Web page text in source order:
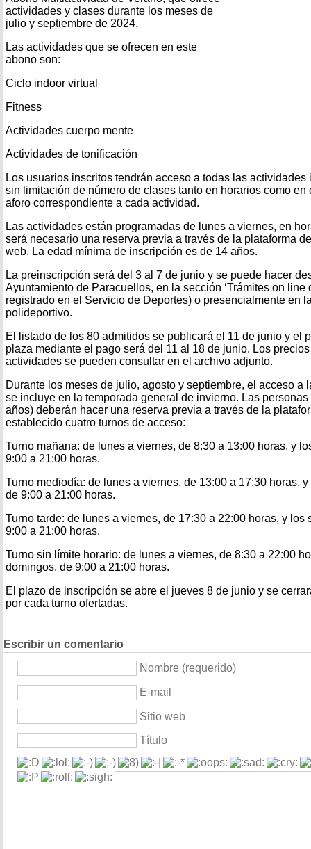
actividades y clases durante los meses de
julio y septiembre de 2024.
Las actividades que se ofrecen en este
abono son:
Ciclo indoor virtual
Fitness
Actividades cuerpo mente
Actividades de tonificación
Los usuarios inscritos tendrán acceso a todas las
sin limitación de número de clases tanto en horarios como
aforo correspondiente a cada actividad.
Las actividades están programadas de lunes a viernes, en
será necesario una reserva previa a través de la plataforma
web. La edad mínima de inscripción es de 14 años.
La preinscripción será del 3 al 7 de junio y se puede hacer
Ayuntamiento de Paracuellos, en la sección ‘Trámites on line
registrado en el Servicio de Deportes) o presencialmente en
polideportivo.
El listado de los 80 admitidos se publicará el 11 de junio y el
plaza mediante el pago será del 11 al 18 de junio. Los
actividades se pueden consultar en el archivo adjunto.
Durante los meses de julio, agosto y septiembre, el acceso a
se incluye en la temporada general de invierno. Las
años) deberán hacer una reserva previa a través de la
establecido cuatro turnos de acceso:
Turno mañana: de lunes a viernes, de 8:30 a 13:00 horas, y
9:00 a 21:00 horas.
Turno mediodía: de lunes a viernes, de 13:00 a 17:30 horas,
de 9:00 a 21:00 horas.
Turno tarde: de lunes a viernes, de 17:30 a 22:00 horas, y los
9:00 a 21:00 horas.
Turno sin límite horario: de lunes a viernes, de 8:30 a 22:00
domingos, de 9:00 a 21:00 horas.
El plazo de inscripción se abre el jueves 8 de junio y se
por cada turno ofertadas.
Escribir un comentario
Nombre (requerido)
E-mail
Sitio web
Título